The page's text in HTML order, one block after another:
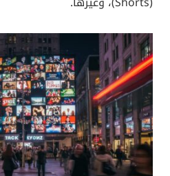
خلال السنوات القليلة
تفضيلات مستخدمي الإنترنت. إنّ
العصرية وسرعة انتشار الهواتف
في كل مكان دفع الجمهور إلى
السريع والمختصر. وهنا برزت
القصير”. التي جاءت لتؤكد أنّ
الخصوص تميل إلى مشاهدة
المعلومة أو الترفيه خلال